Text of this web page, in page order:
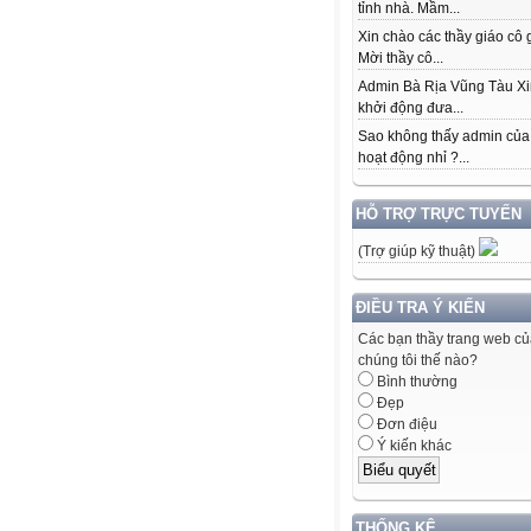
tỉnh nhà. Mầm...
Xin chào các thầy giáo cô
Mời thầy cô...
Admin Bà Rịa Vũng Tàu
khởi động đưa...
Sao không thấy admin
hoạt động nhỉ ?...
HỖ TRỢ TRỰC TUYẾN
(Trợ giúp kỹ thuật)
ĐIỀU TRA Ý KIẾN
Các bạn thầy trang web
chúng tôi thế nào?
Bình thường
Đẹp
Đơn điệu
Ý kiến khác
THỐNG KÊ